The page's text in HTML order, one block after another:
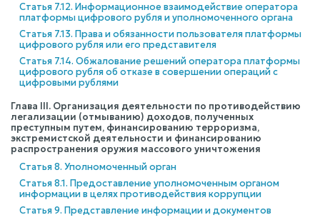
Статья 7.12. Информационное взаимодействие оператора
платформы цифрового рубля и уполномоченного органа
Статья 7.13. Права и обязанности пользователя платформы
цифрового рубля или его представителя
Статья 7.14. Обжалование решений оператора платформы
цифрового рубля об отказе в совершении операций с
цифровыми рублями
Глава III. Организация деятельности по противодействию
легализации (отмыванию) доходов, полученных
преступным путем, финансированию терроризма,
экстремистской деятельности и финансированию
распространения оружия массового уничтожения
Статья 8. Уполномоченный орган
Статья 8.1. Предоставление уполномоченным органом
информации в целях противодействия коррупции
Статья 9. Представление информации и документов